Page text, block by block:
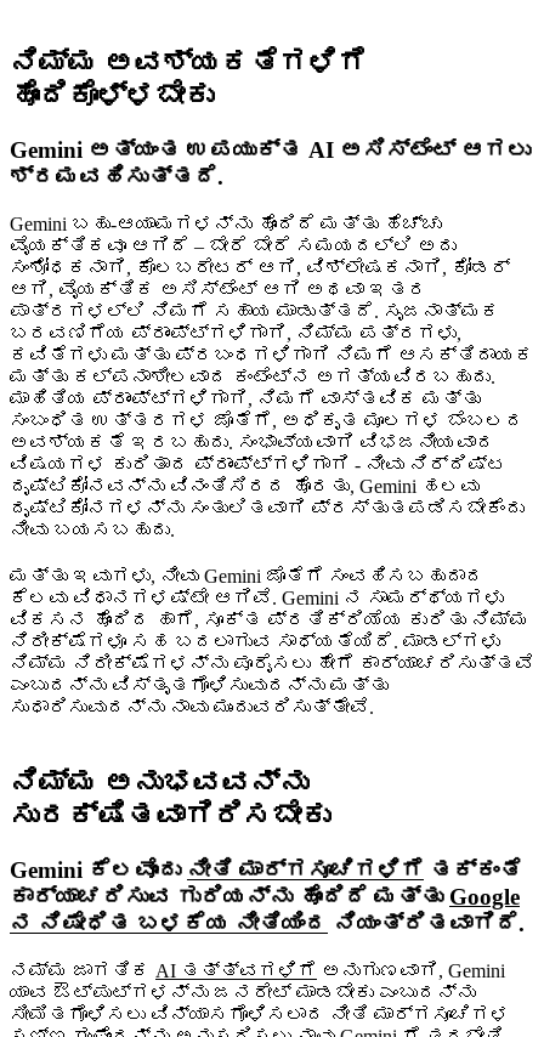
ನಿಮ್ಮ ಅವಶ್ಯಕತೆಗಳಿಗೆ
ಹೊಂದಿಕೊಳ್ಳಬೇಕು
Gemini ಅತ್ಯಂತ ಉಪಯುಕ್ತ AI ಅಸಿಸ್ಟೆಂಟ್ ಆಗಲು
ಶ್ರಮವಹಿಸುತ್ತದೆ.
Gemini ಬಹು-ಆಯಾಮಗಳನ್ನು ಹೊಂದಿದೆ ಮತ್ತು ಹೆಚ್ಚು
ವೈಯಕ್ತಿಕವೂ ಆಗಿದೆ – ಬೇರೆ ಬೇರೆ ಸಮಯದಲ್ಲಿ ಅದು
ಸಂಶೋಧಕನಾಗಿ, ಕೊಲಬರೇಟರ್ ಆಗಿ, ವಿಶ್ಲೇಷಕನಾಗಿ, ಕೋಡರ್
ಆಗಿ, ವೈಯಕ್ತಿಕ ಅಸಿಸ್ಟೆಂಟ್ ಆಗಿ ಅಥವಾ ಇತರ
ಪಾತ್ರಗಳಲ್ಲಿ ನಿಮಗೆ ಸಹಾಯ ಮಾಡುತ್ತದೆ. ಸೃಜನಾತ್ಮಕ
ಬರವಣಿಗೆಯ ಪ್ರಾಂಪ್ಟ್‌ಗಳಿಗಾಗಿ, ನಿಮ್ಮ ಪತ್ರಗಳು,
ಕವಿತೆಗಳು ಮತ್ತು ಪ್ರಬಂಧಗಳಿಗಾಗಿ ನಿಮಗೆ ಆಸಕ್ತಿದಾಯಕ
ಮತ್ತು ಕಲ್ಪನಾಶೀಲವಾದ ಕಂಟೆಂಟ್‌ನ ಅಗತ್ಯವಿರಬಹುದು.
ಮಾಹಿತಿಯ ಪ್ರಾಂಪ್ಟ್‌ಗಳಿಗಾಗಿ, ನಿಮಗೆ ವಾಸ್ತವಿಕ ಮತ್ತು
ಸಂಬಂಧಿತ ಉತ್ತರಗಳ ಜೊತೆಗೆ, ಅಧಿಕೃತ ಮೂಲಗಳ ಬೆಂಬಲದ
ಅವಶ್ಯಕತೆ ಇರಬಹುದು. ಸಂಭಾವ್ಯವಾಗಿ ವಿಭಜನೀಯವಾದ
ವಿಷಯಗಳ ಕುರಿತಾದ ಪ್ರಾಂಪ್ಟ್‌ಗಳಿಗಾಗಿ - ನೀವು ನಿರ್ದಿಷ್ಟ
ದೃಷ್ಟಿಕೋನವನ್ನು ವಿನಂತಿಸಿರದ ಹೊರತು, Gemini ಹಲವು
ದೃಷ್ಟಿಕೋನಗಳನ್ನು ಸಂತುಲಿತವಾಗಿ ಪ್ರಸ್ತುತಪಡಿಸಬೇಕೆಂದು
ನೀವು ಬಯಸಬಹುದು.
ಮತ್ತು ಇವುಗಳು, ನೀವು Gemini ಜೊತೆಗೆ ಸಂವಹಿಸಬಹುದಾದ
ಕೆಲವು ವಿಧಾನಗಳಷ್ಟೇ ಆಗಿವೆ. Gemini ನ ಸಾಮರ್ಥ್ಯಗಳು
ವಿಕಸನ ಹೊಂದಿದ ಹಾಗೆ, ಸೂಕ್ತ ಪ್ರತಿಕ್ರಿಯೆಯ ಕುರಿತು ನಿಮ್ಮ
ನಿರೀಕ್ಷೆಗಳೂ ಸಹ ಬದಲಾಗುವ ಸಾಧ್ಯತೆಯಿದೆ. ಮಾಡಲ್‌ಗಳು
ನಿಮ್ಮ ನಿರೀಕ್ಷೆಗಳನ್ನು ಪೂರೈಸಲು ಹೇಗೆ ಕಾರ್ಯಾಚರಿಸುತ್ತವೆ
ಎಂಬುದನ್ನು ವಿಸ್ತೃತಗೊಳಿಸುವುದನ್ನು ಮತ್ತು
ಸುಧಾರಿಸುವುದನ್ನು ನಾವು ಮುಂದುವರಿಸುತ್ತೇವೆ.
ನಿಮ್ಮ ಅನುಭವವನ್ನು
ಸುರಕ್ಷಿತವಾಗಿರಿಸಬೇಕು
Gemini ಕೆಲವೊಂದು ನೀತಿ ಮಾರ್ಗಸೂಚಿಗಳಿಗೆ ತಕ್ಕಂತೆ
ಕಾರ್ಯಾಚರಿಸುವ ಗುರಿಯನ್ನು ಹೊಂದಿದೆ ಮತ್ತು Google
ನ ನಿಷೇಧಿತ ಬಳಕೆಯ ನೀತಿಯಿಂದ
ನಿಯಂತ್ರಿತವಾಗಿದೆ.
ನಮ್ಮ ಜಾಗತಿಕ AI ತತ್ತ್ವಗಳಿಗೆ ಅನುಗುಣವಾಗಿ, Gemini
ಯಾವ ಔಟ್‌ಪುಟ್‌ಗಳನ್ನು ಜನರೇಟ್ ಮಾಡಬೇಕು ಎಂಬುದನ್ನು
ಸೀಮಿತಗೊಳಿಸಲು ವಿನ್ಯಾಸಗೊಳಿಸಲಾದ ನೀತಿ ಮಾರ್ಗಸೂಚಿಗಳ